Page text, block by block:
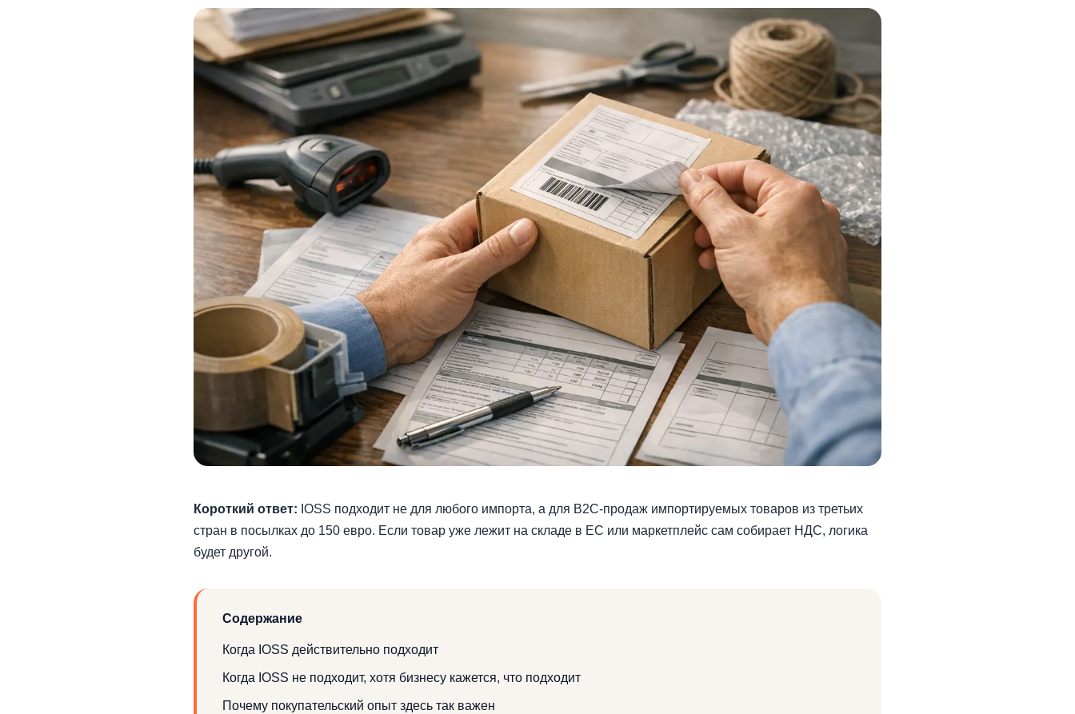
Короткий ответ: IOSS подходит не для любого импорта, а для B2C-продаж импортируемых товаров из третьих
стран в посылках до 150 евро. Если товар уже лежит на складе в ЕС или маркетплейс сам собирает НДС, логика
будет другой.
Содержание
Когда IOSS действительно подходит
Когда IOSS не подходит, хотя бизнесу кажется, что подходит
Почему покупательский опыт здесь так важен